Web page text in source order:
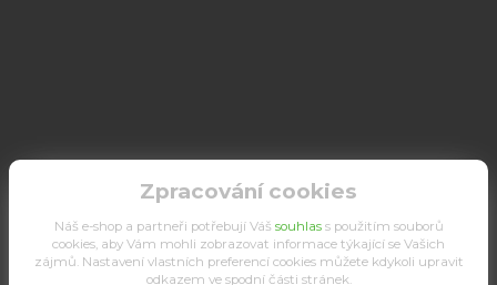
Zpracování cookies
Náš e-shop a partneři potřebují Váš souhlass použitím souborů
cookies, aby Vám mohli zobrazovat informace týkající se Vašich
zájmů. Nastavení vlastních preferencí cookies můžete kdykoli upravit
odkazem ve spodní části stránek.